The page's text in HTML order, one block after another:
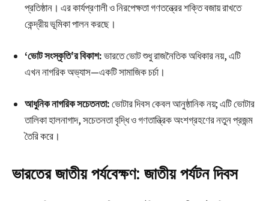
প্রতিষ্ঠান। এর কার্যপ্রণালী ও নিরপেক্ষতা গণতন্ত্রের শক্তি বজায় রাখতে
কেন্দ্রীয় ভূমিকা পালন করছে।
‘ভোট সংস্কৃতি’র বিকাশ:ভারতে ভোট শুধু রাজনৈতিক অধিকার নয়, এটি
এখন নাগরিক অভ্যাস—একটি সামাজিক চর্চা।
আধুনিক নাগরিক সচেতনতা:ভোটার দিবস কেবল আনুষ্ঠানিক নয়; এটি ভোটার
তালিকা হালনাগাদ, সচেতনতা বৃদ্ধি ও গণতান্ত্রিক অংশগ্রহণের নতুন প্রজন্ম
তৈরি করে।
ভারতের জাতীয় পর্যবেক্ষণ: জাতীয় পর্যটন দিবস